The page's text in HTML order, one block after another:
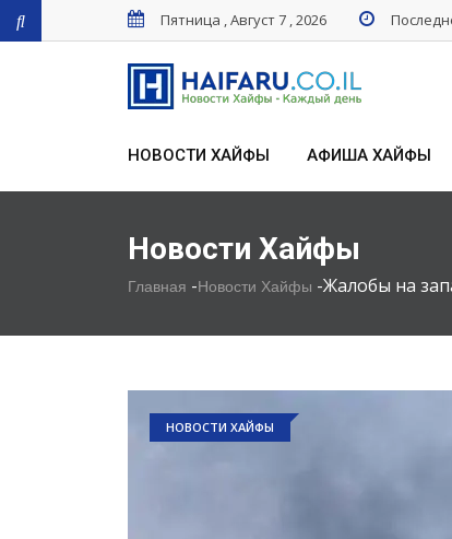
Пятница , Август 7 , 2026
НОВОСТИ ХАЙФЫ АФИША ХАЙФЫ
Новости Хайфы
Главная -Новости Хайфы -Жалобы на
НОВОСТИ ХАЙФЫ